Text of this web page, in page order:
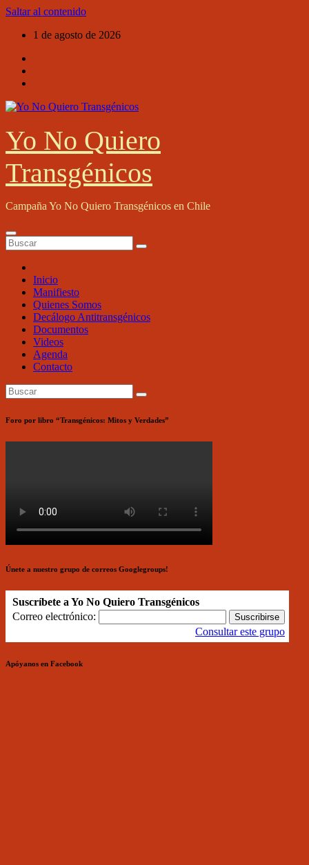
Saltar al contenido
1 de agosto de 2026
Yo No Quiero
Transgénicos
Campaña Yo No Quiero Transgénicos en Chile
Inicio
Manifiesto
Quienes Somos
Decálogo Antitransgénicos
Documentos
Videos
Agenda
Contacto
Foro por libro “Transgénicos: Mitos y Verdades”
Únete a nuestro grupo de correos Googlegroups!
Suscríbete a Yo No Quiero Transgénicos
Correo electrónico:
Consultar este grupo
Apóyanos en Facebook